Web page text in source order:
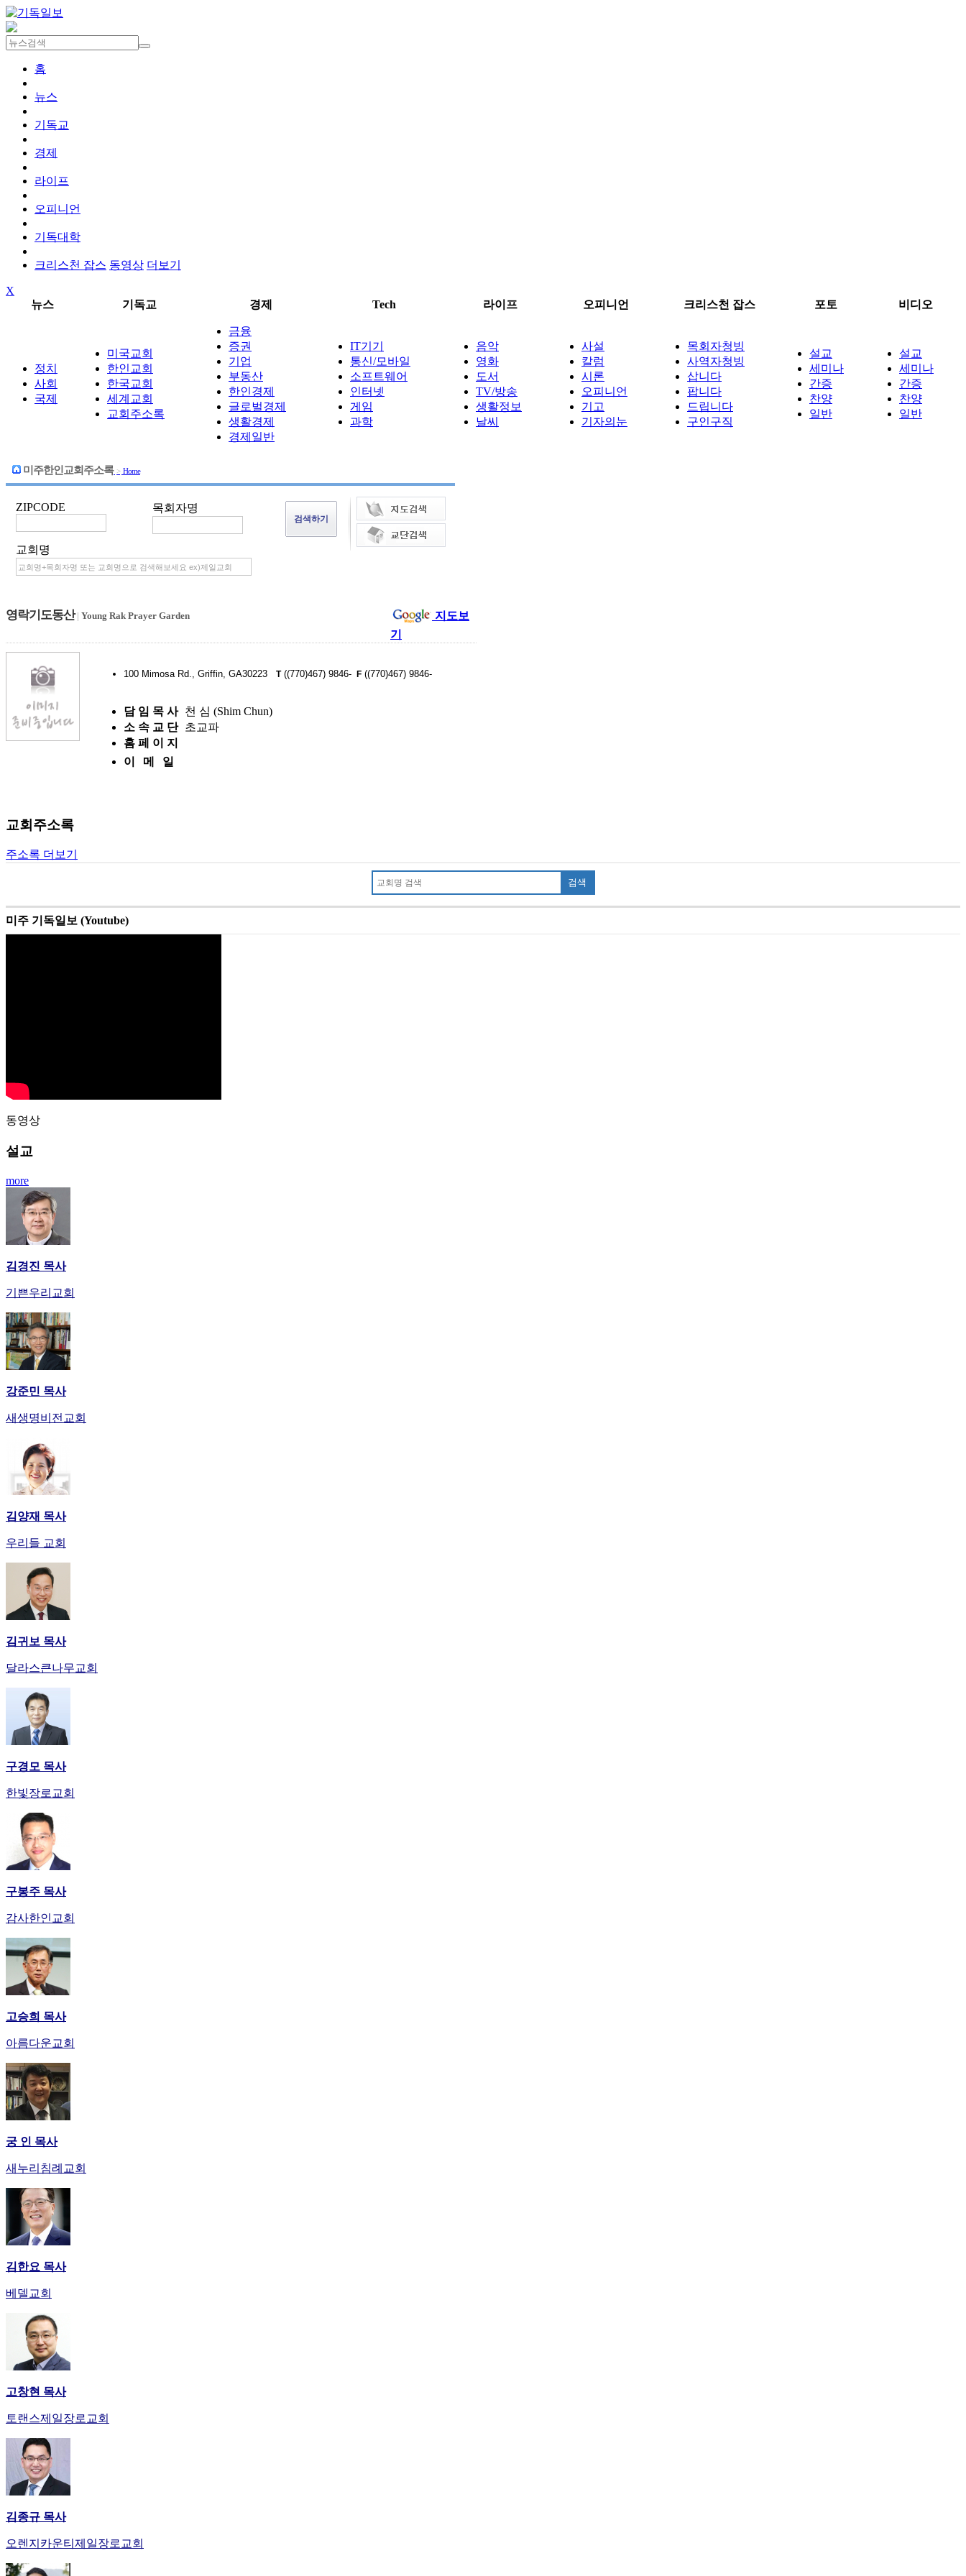
홈
뉴스
기독교
경제
라이프
오피니언
기독대학
크리스천 잡스 동영상 더보기
X
뉴스
기독교 경제 Tech 라이프 오피니언 크리스천 잡스 포토 비디오
정치
사회
국제
미국교회
한인교회
한국교회
세계교회
교회주소록
금융
증권
기업
부동산
한인경제
글로벌경제
생활경제
경제일반
IT기기
통신/모바일
소프트웨어
인터넷
게임
과학
음악
영화
도서
TV/방송
생활정보
날씨
사설
칼럼
시론
오피니언
기고
기자의눈
목회자청빙
사역자청빙
삽니다
팝니다
드립니다
구인구직
설교
세미나
간증
찬양
일반
설교
세미나
간증
찬양
일반
미주한인교회주소록 > Home
ZIPCODE 목회자명
교회명
영락기도동산| Young Rak Prayer Garden
지도보
기
100 Mimosa Rd., Griffin, GA30223 T((770)467) 9846- F ((770)467) 9846-
담 임 목 사 천 심 (Shim Chun)
소 속 교 단 초교파
홈 페 이 지
이 메 일
교회주소록
주소록 더보기
검색
미주 기독일보 (Youtube)
동영상
설교
more
김경진 목사
기쁜우리교회
강준민 목사
새생명비전교회
김양재 목사
우리들 교회
김귀보 목사
달라스큰나무교회
구경모 목사
한빛장로교회
구봉주 목사
감사한인교회
고승희 목사
아름다운교회
궁 인 목사
새누리침례교회
김한요 목사
베델교회
고창현 목사
토랜스제일장로교회
김종규 목사
오렌지카운티제일장로교회